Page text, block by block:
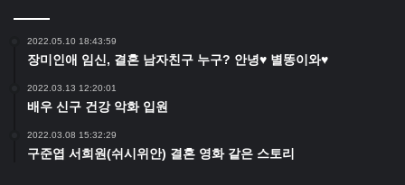
2022.05.10 18:43:59
장미인애 임신, 결혼 남자친구 누구? 안녕♥ 별똥이와♥
2022.03.13 12:20:01
배우 신구 건강 악화 입원
2022.03.08 15:32:29
구준엽 서희원(쉬시위안) 결혼 영화 같은 스토리